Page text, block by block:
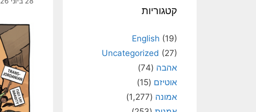
קטגוריות
English (19)
Uncategorized (27)
אהבה (74)
אוטיזם (15)
אמונה (1,277)